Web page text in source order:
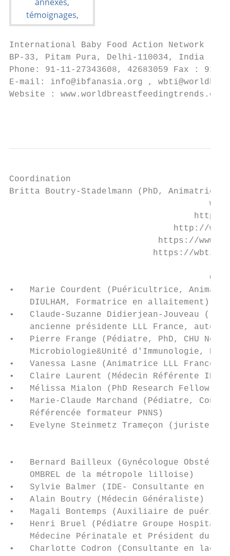
International Baby Food Action Network
BP-33, Pitam Pura, Delhi-110034, India
Phone: 91-11-27343608, 42683059 Fax : 91-
E-mail: info@ibfanasia.org ,
Website : www.worldbreastfeedingtrends.org
Coordination
Britta Boutry-Stadelmann (PhD, Animatrice
http://
https://
https://
•   Marie Courdent (Puéricultrice,
    DIULHAM, Formatrice en allaitement)
•   Claude-Suzanne Didierjean-Jouveau
ancienne présidente LLL France,
•   Pierre Frange (Pédiatre, PhD, CHU
Microbiologie&Unité d'Immunologie,
•   Vanessa Lasne (Animatrice LLL France,
•   Claire Laurent (Médecin Référente IHAB
•   Mélissa Mialon (PhD Research Fellow
•   Marie-Claude Marchand (Pédiatre,
    Référencée formateur PNNS)
•   Evelyne Steinmetz Trameçon (juriste)
•   Bernard Bailleux (Gynécologue
    OMBREL de la métropole lilloise)
•   Sylvie Balmer (IDE- Consultante en
•   Alain Boutry (Médecin Généraliste)
•   Magali Bontemps (Auxiliaire de
•   Henri Bruel (Pédiatre Groupe
Médecine Périnatale et Président du
•   Charlotte Codron (Consultante en